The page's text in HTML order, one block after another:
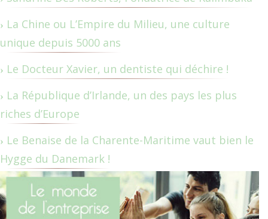
La Chine ou L’Empire du Milieu, une culture
unique depuis 5000 ans
Le Docteur Xavier, un dentiste qui déchire !
La République d’Irlande, un des pays les plus
riches d’Europe
Le Benaise de la Charente-Maritime vaut bien le
Hygge du Danemark !